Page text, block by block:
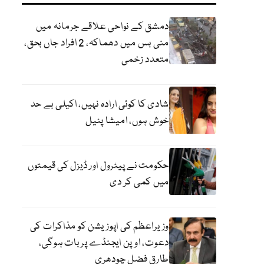
دمشق کے نواحی علاقے جرمانہ میں
منی بس میں دھماکہ، 2 افراد جاں بحق،
متعدد زخمی
شادی کا کوئی ارادہ نہیں، اکیلی بے حد
خوش ہوں، امیشا پٹیل
حکومت نے پیٹرول اور ڈیزل کی قیمتوں
میں کمی کر دی
وزیراعظم کی اپوزیشن کو مذاکرات کی
دعوت، اوپن ایجنڈے پر بات ہوگی،
طارق فضل چودھری